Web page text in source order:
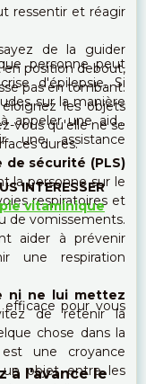
ressentir et réagir
de la guider
en position debout,
pas en tombant.
les objets
vous qu'elle ne se
dures.
sécurité (PLS)
la personne sur le
respiratoires et
de vomissements.
aider à prévenir
une respiration
ni ne lui mettez
de retenir la
chose dans la
une croyance
objet entre les
personne peut
d'épilepsie. Si
sur la manière
appeler une aide
une assistance
INTERESSER
vitaminique
pour vous
à l'avance le